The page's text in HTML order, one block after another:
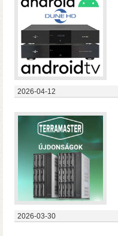
2026-04-12
2026-03-30